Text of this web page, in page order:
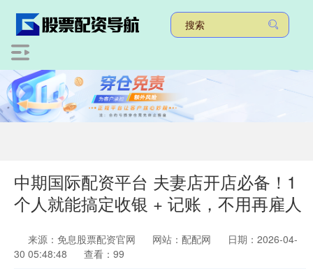
中期国际配资平台 夫妻店开店必备！1
个人就能搞定收银 + 记账，不用再雇人
来源：免息股票配资官网 网站：配配网
日期：2026-04-
30 05:48:48
查看：99